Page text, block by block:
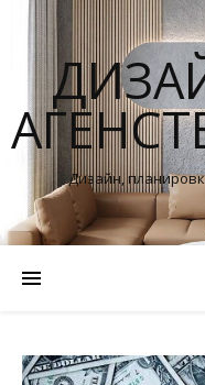
Дизайн,